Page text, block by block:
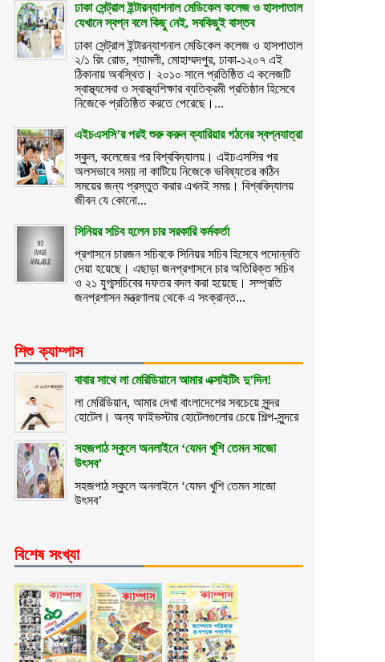
ঢাকা সেন্ট্রাল ইন্টারন্যাশনাল মেডিকেল কলেজ ও হাসপাতাল
যেখানে স্বপ্ন বলে কিছু নেই, সবকিছুই বাস্তব
ঢাকা সেন্ট্রাল ইন্টারন্যাশনাল মেডিকেল কলেজ ও হাসপাতাল
২/১ রিং রোড, শ্যামলী, মোহাম্মদপুর, ঢাকা-১২০৭ এই
ঠিকানায় অবস্থিত। ২০১০ সালে প্রতিষ্ঠিত এ কলেজটি
স্বাস্থ্যসেবা ও স্বাস্থ্যশিক্ষার ব্যতিক্রমী প্রতিষ্ঠান হিসেবে
নিজেকে প্রতিষ্ঠিত করতে পেরেছে।...
এইচএসসি’র পরই শুরু করুন ক্যারিয়ার গঠনের স্বপ্নযাত্রা
স্কুল, কলেজের পর বিশ্ববিদ্যালয়। এইচএসসির পর
অলসভাবে সময় না কাটিয়ে নিজেকে ভবিষ্যতের কঠিন
সময়ের জন্য প্রস্তুত করার এখনই সময়। বিশ্ববিদ্যালয়
জীবন যে কোনো...
সিনিয়র সচিব হলেন চার সরকারি কর্মকর্তা
প্রশাসনে চারজন সচিবকে সিনিয়র সচিব হিসেবে পদোন্নতি
দেয়া হয়েছে। এছাড়া জনপ্রশাসনে চার অতিরিক্ত সচিব
ও ২১ যুগ্মসচিবের দফতর বদল করা হয়েছে। সম্প্রতি
জনপ্রশাসন মন্ত্রণালয় থেকে এ সংক্রান্ত...
শিশু ক্যাম্পাস
বাবার সাথে লা মেরিডিয়ানে আমার এক্সাইটিং দু’দিন!
লা মেরিডিয়ান, আমার দেখা বাংলাদেশের সবচেয়ে সুন্দর
হোটেল। অন্য ফাইভস্টার হোটেলগুলোর চেয়ে শিল্প-সুন্দরে
সহজপাঠ স্কুলে অনলাইনে ‘যেমন খুশি তেমন সাজো
উৎসব’
সহজপাঠ স্কুলে অনলাইনে ‘যেমন খুশি তেমন সাজো
উৎসব’
বিশেষ সংখ্যা